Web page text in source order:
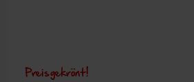
Preisgekrönt!